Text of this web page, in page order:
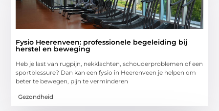
Fysio Heerenveen: professionele begeleiding bij
herstel en beweging
Heb je last van rugpijn, nekklachten, schouderproblemen of een
sportblessure? Dan kan een fysio in Heerenveen je helpen om
beter te bewegen, pijn te verminderen
Gezondheid